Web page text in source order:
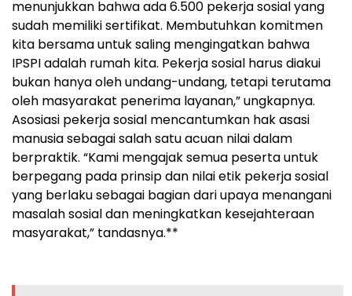
menunjukkan bahwa ada 6.500 pekerja sosial yang
sudah memiliki sertifikat. Membutuhkan komitmen
kita bersama untuk saling mengingatkan bahwa
IPSPI adalah rumah kita. Pekerja sosial harus diakui
bukan hanya oleh undang-undang, tetapi terutama
oleh masyarakat penerima layanan,” ungkapnya.
Asosiasi pekerja sosial mencantumkan hak asasi
manusia sebagai salah satu acuan nilai dalam
berpraktik. “Kami mengajak semua peserta untuk
berpegang pada prinsip dan nilai etik pekerja sosial
yang berlaku sebagai bagian dari upaya menangani
masalah sosial dan meningkatkan kesejahteraan
masyarakat,” tandasnya.**